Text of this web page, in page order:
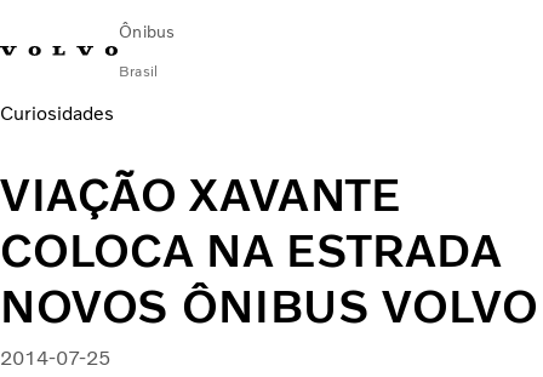
Ônibus
Brasil
Change MarketEncontrar concessionária
Urbano
Fretamento e Rodoviário
Serviços
Sobre Nós
Blog Mobilidade Volvo
Fale com a Volvo
Curiosidades
VIAÇÃO XAVANTE
COLOCA NA ESTRADA
NOVOS ÔNIBUS VOLVO
2014-07-25